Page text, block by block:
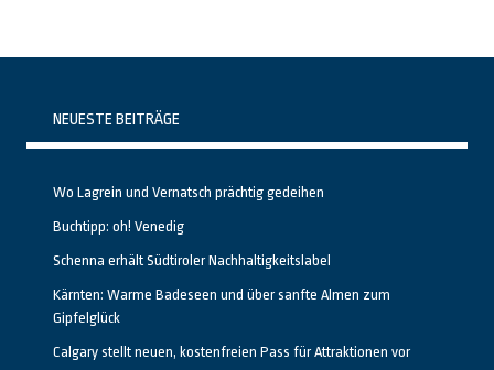
NEUESTE BEITRÄGE
Wo Lagrein und Vernatsch prächtig gedeihen
Buchtipp: oh! Venedig
Schenna erhält Südtiroler Nachhaltigkeitslabel
Kärnten: Warme Badeseen und über sanfte Almen zum
Gipfelglück
Calgary stellt neuen, kostenfreien Pass für Attraktionen vor